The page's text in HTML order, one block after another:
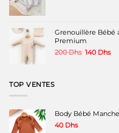
à
Grenouillère Bébé
Premium
200Dhs Le
140 DhsLe
TOP VENTES
Body Bébé
40 Dhs